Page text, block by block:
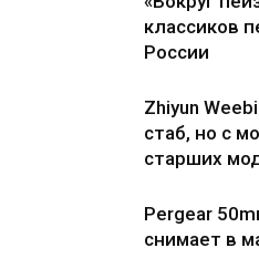
классиков
России
Zhiyun
стаб, но с
старших
Pergear
снимает в